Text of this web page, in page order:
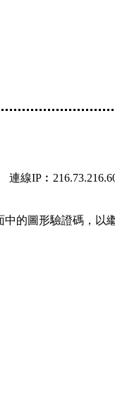
連線
中的圖形驗證碼，以